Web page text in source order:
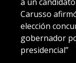
Carusso
elección
gobernador
presidencial”